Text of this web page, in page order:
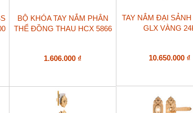
BỘ KHÓA TAY NẮM PHÂN
THỂ ĐỒNG THAU HCX 5866
1.606.000 ₫
TAY NẮM ĐẠI SẢNH
GLX VÀNG
10.650.000 ₫